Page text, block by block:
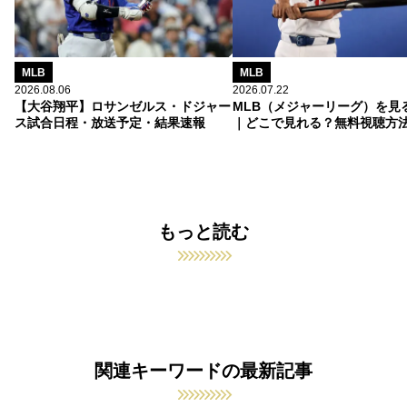
MLB
2026.08.06
【大谷翔平】ロサンゼルス・ドジャー
ス試合日程・放送予定・結果速報
MLB
2026.07.22
MLB（メジャーリーグ）を見
｜どこで見れる？無料視聴方
もっと読む
関連キーワードの最新記事